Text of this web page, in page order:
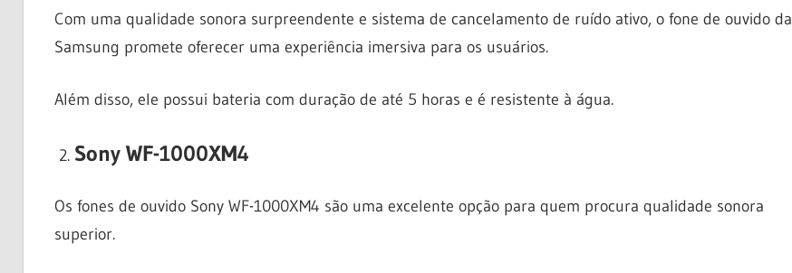
Com uma qualidade sonora surpreendente e sistema de cancelamento de ruído ativo, o fone de ouvido da
Samsung promete oferecer uma experiência imersiva para os usuários.
Além disso, ele possui bateria com duração de até 5 horas e é resistente à água.
Sony WF-1000XM4
Os fones de ouvido Sony WF-1000XM4 são uma excelente opção para quem procura qualidade sonora
superior.